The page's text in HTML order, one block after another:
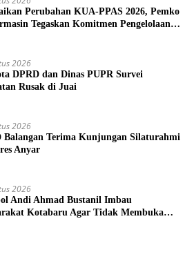
Perubahan KUA-PPAS 2026, Pemko
Tegaskan Komitmen Pengelolaan
2026
DPRD dan Dinas PUPR Survei
Rusak di Juai
2026
Balangan Terima Kunjungan Silaturahmi
Anyar
2026
Andi Ahmad Bustanil Imbau
Kotabaru Agar Tidak Membuka